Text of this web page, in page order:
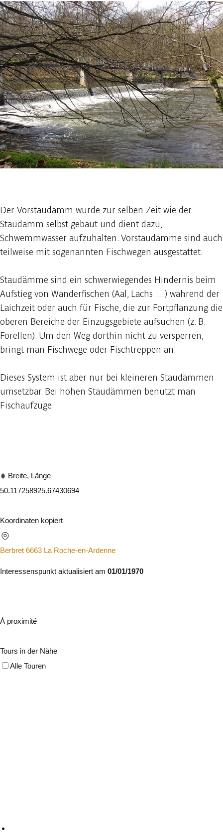
Der Vorstaudamm wurde zur selben Zeit wie der
Staudamm selbst gebaut und dient dazu,
Schwemmwasser aufzuhalten. Vorstaudämme sind auch
teilweise mit sogenannten Fischwegen ausgestattet.
Staudämme sind ein schwerwiegendes Hindernis beim
Aufstieg von Wanderfischen (Aal, Lachs …) während der
Laichzeit oder auch für Fische, die zur Fortpflanzung die
oberen Bereiche der Einzugsgebiete aufsuchen (z. B.
Forellen). Um den Weg dorthin nicht zu versperren,
bringt man Fischwege oder Fischtreppen an.
Dieses System ist aber nur bei kleineren Staudämmen
umsetzbar. Bei hohen Staudämmen benutzt man
Fischaufzüge.
Breite, Länge
50.117258925.67430694
Koordinaten kopiert
Berbret 6663 La Roche-en-Ardenne
Interessenspunkt aktualisiert am 01/01/1970
À proximité
Tours in der Nähe
Alle Touren